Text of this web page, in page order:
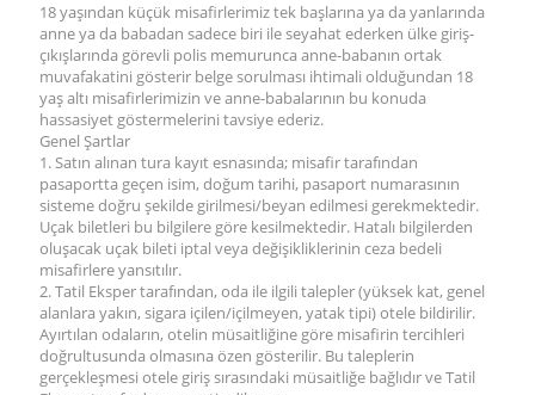
18 yaşından küçük misafirlerimiz tek başlarına ya da yanlarında
anne ya da babadan sadece biri ile seyahat ederken ülke giriş-
çıkışlarında görevli polis memurunca anne-babanın ortak
muvafakatini gösterir belge sorulması ihtimali olduğundan 18
yaş altı misafirlerimizin ve anne-babalarının bu konuda
hassasiyet göstermelerini tavsiye ederiz.
Genel Şartlar
1. Satın alınan tura kayıt esnasında; misafir tarafından
pasaportta geçen isim, doğum tarihi, pasaport numarasının
sisteme doğru şekilde girilmesi/beyan edilmesi gerekmektedir.
Uçak biletleri bu bilgilere göre kesilmektedir. Hatalı bilgilerden
oluşacak uçak bileti iptal veya değişikliklerinin ceza bedeli
misafirlere yansıtılır.
2. Tatil Eksper tarafından, oda ile ilgili talepler (yüksek kat, genel
alanlara yakın, sigara içilen/içilmeyen, yatak tipi) otele bildirilir.
Ayırtılan odaların, otelin müsaitliğine göre misafirin tercihleri
doğrultusunda olmasına özen gösterilir. Bu taleplerin
gerçekleşmesi otele giriş sırasındaki müsaitliğe bağlıdır ve Tatil